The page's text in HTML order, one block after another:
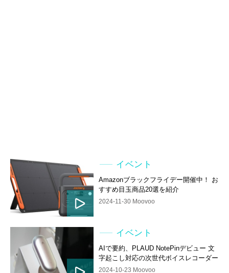
イベント
Amazonブラックフライデー開催中！ お
すすめ目玉商品20選を紹介
2024-11-30 Moovoo
イベント
AIで要約、PLAUD NotePinデビュー 文
字起こし対応の次世代ボイスレコーダー
2024-10-23 Moovoo